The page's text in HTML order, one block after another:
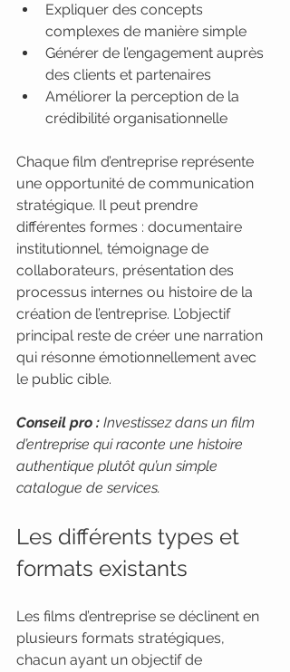
Expliquer des concepts
complexes de manière simple
Générer de l’engagement auprès
des clients et partenaires
Améliorer la perception de la
crédibilité organisationnelle
Chaque film d’entreprise représente
une opportunité de communication
stratégique. Il peut prendre
différentes formes : documentaire
institutionnel, témoignage de
collaborateurs, présentation des
processus internes ou histoire de la
création de l’entreprise. L’objectif
principal reste de créer une narration
qui résonne émotionnellement avec
le public cible.
Conseil pro : Investissez dans un film
d’entreprise qui raconte une histoire
authentique plutôt qu’un simple
catalogue de services.
Les différents types et
formats existants
Les films d’entreprise se déclinent en
plusieurs formats stratégiques,
chacun ayant un objectif de